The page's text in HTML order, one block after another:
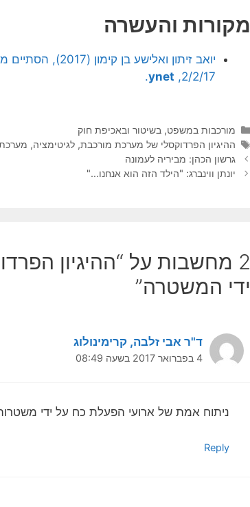
מקורות והעשרה
2/2/17,
ynet
.
קטגוריות
מורכבות במשפט, בשיטור ובאכיפת חוק
תגיות
ההיגיון הפרדוקסלי של מערכת מורכבת, לגיטימציה,
גרשון הכהן: מביריה לעמונה
יונתן ווינברג: "הילד הזה הוא אנחנו…"
2 מחשבות על “ההיגיון
ידי המשטרה”
ד"ר אבי זלבה, קרימינולוג
4 בפברואר 2017 בשעה 08:49
ניתוח אמת של ארועי הפעלת כח על ידי
Reply